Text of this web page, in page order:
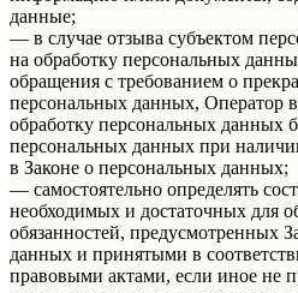
данные;
— в случае отзыва субъектом
на обработку персональных
обращения с требованием о
персональных данных, Оператор
обработку персональных данных
персональных данных при
в Законе о персональных данных;
— самостоятельно определять
необходимых и достаточных для
обязанностей, предусмотренных
данных и принятыми в
правовыми актами, если иное не